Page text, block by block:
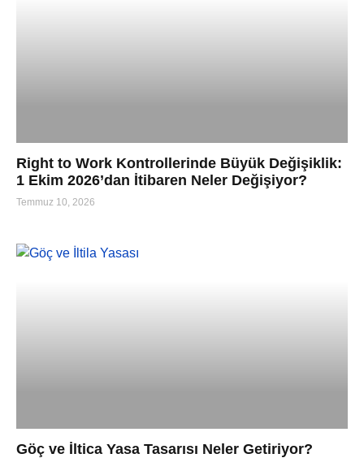
Right to Work Kontrollerinde Büyük Değişiklik:
1 Ekim 2026’dan İtibaren Neler Değişiyor?
Temmuz 10, 2026
Göç ve İltica Yasa Tasarısı Neler Getiriyor?